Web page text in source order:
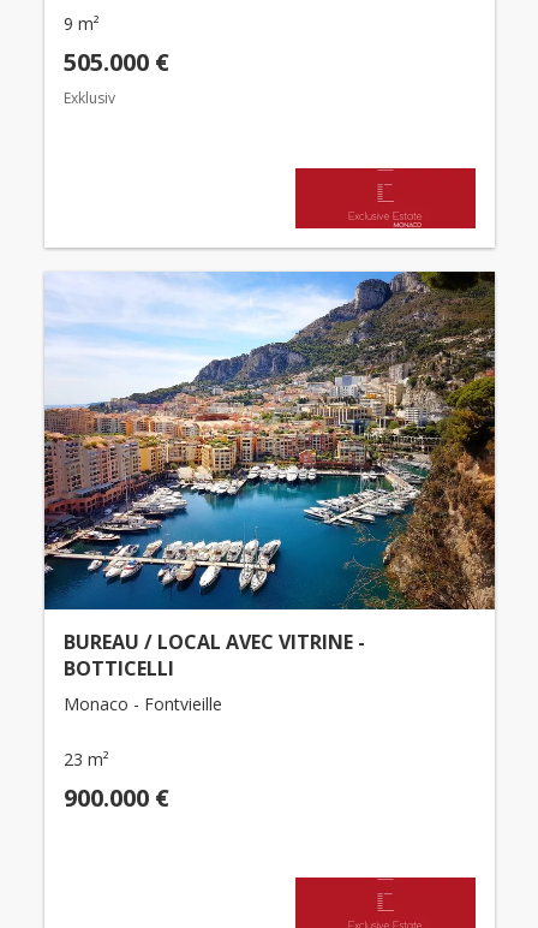
9 m²
505.000 €
Exklusiv
BUREAU / LOCAL AVEC VITRINE -
BOTTICELLI
Monaco - Fontvieille
23 m²
900.000 €